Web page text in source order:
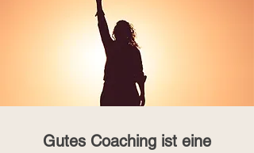
Gutes Coaching ist eine